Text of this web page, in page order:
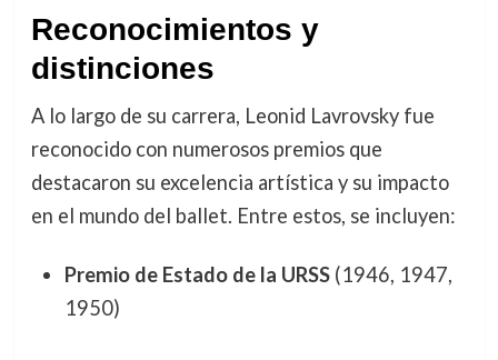
Reconocimientos y
distinciones
A lo largo de su carrera, Leonid Lavrovsky fue
reconocido con numerosos premios que
destacaron su excelencia artística y su impacto
en el mundo del ballet. Entre estos, se incluyen:
Premio de Estado de la URSS(1946, 1947,
1950)